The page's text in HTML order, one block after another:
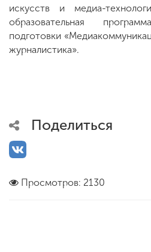
искусств и медиа-
образовательная
подготовки
журналистика».
Поделиться
Просмотров: 2130